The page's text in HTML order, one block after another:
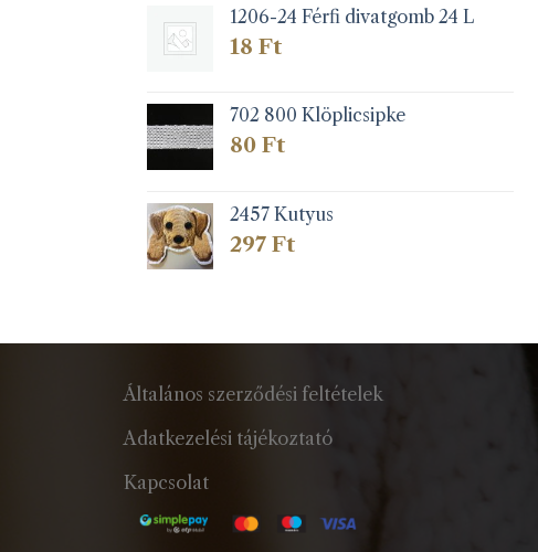
1206-24 Férfi divatgomb 24 L
18 Ft
702 800 Klöplicsipke
80 Ft
2457 Kutyus
297 Ft
Általános szerződési feltételek
Adatkezelési tájékoztató
Kapcsolat